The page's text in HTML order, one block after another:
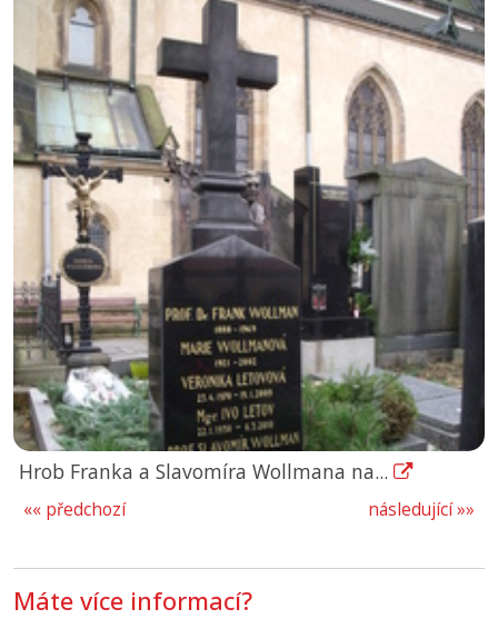
Hrob Franka a Slavomíra Wollmana na...
následující »»
«« předchozí
Máte více informací?